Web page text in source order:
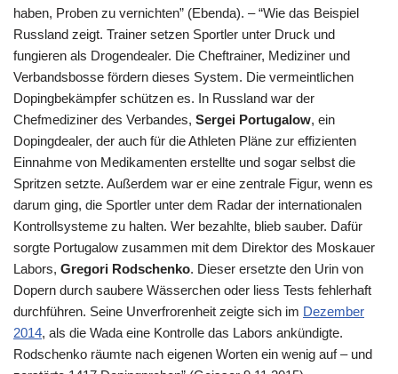
haben, Proben zu vernichten” (Ebenda). – “Wie das Beispiel
Russland zeigt. Trainer setzen Sportler unter Druck und
fungieren als Drogendealer. Die Cheftrainer, Mediziner und
Verbandsbosse fördern dieses System. Die vermeintlichen
Dopingbekämpfer schützen es. In Russland war der
Chefmediziner des Verbandes, Sergei Portugalow, ein
Dopingdealer, der auch für die Athleten Pläne zur effizienten
Einnahme von Medikamenten erstellte und sogar selbst die
Spritzen setzte. Außerdem war er eine zentrale Figur, wenn es
darum ging, die Sportler unter dem Radar der internationalen
Kontrollsysteme zu halten. Wer bezahlte, blieb sauber. Dafür
sorgte Portugalow zusammen mit dem Direktor des Moskauer
Labors, Gregori Rodschenko. Dieser ersetzte den Urin von
Dopern durch saubere Wässerchen oder liess Tests fehlerhaft
durchführen. Seine Unverfrorenheit zeigte sich im Dezember
2014, als die Wada eine Kontrolle das Labors ankündigte.
Rodschenko räumte nach eigenen Worten ein wenig auf – und